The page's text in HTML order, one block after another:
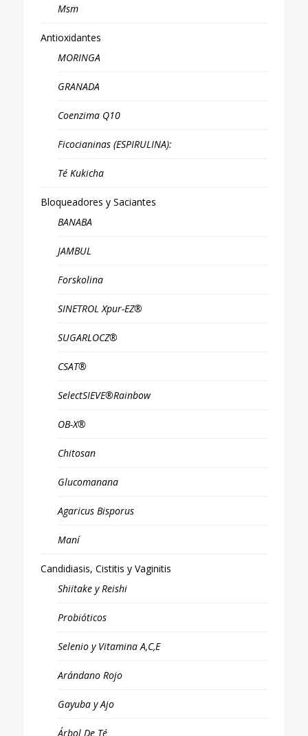
Msm
Antioxidantes
MORINGA
GRANADA
Coenzima Q10
Ficocianinas (ESPIRULINA):
Té Kukicha
Bloqueadores y Saciantes
BANABA
JAMBUL
Forskolina
SINETROL Xpur-EZ®
SUGARLOCZ®
CSAT®
SelectSIEVE®Rainbow
OB-X®
Chitosan
Glucomanana
Agaricus Bisporus
Maní
Candidiasis, Cistitis y Vaginitis
Shiitake y Reishi
Probióticos
Selenio y Vitamina A,C,E
Arándano Rojo
Gayuba y Ajo
Árbol De Té